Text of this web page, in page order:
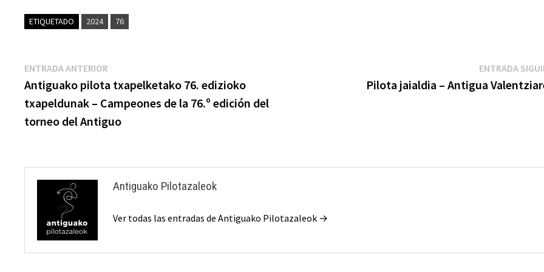
ETIQUETADO 2024 76
Navegación
de
entradas
ENTRADA ANTERIOR
anterior:
Antiguako pilota txapelketako 76. edizioko
txapeldunak – Campeones de la 76.º edición del
torneo del Antiguo
ENTRADA
Pilota jaialdia – Antigua
Antiguako Pilotazaleok
Ver todas las entradas de Antiguako Pilotazaleok →